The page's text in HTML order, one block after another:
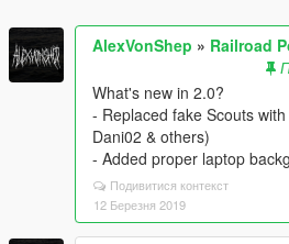
AlexVonShep » Railroad
What's new in 2.0?
- Replaced fake Scouts
Dani02 & others)
- Added proper laptop
Подивитися контекст
12 Березня 2019